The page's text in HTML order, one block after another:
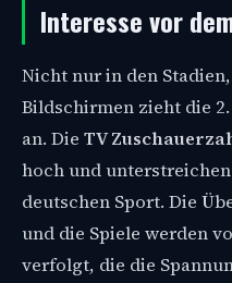
Interesse vor
Nicht nur in den
Bildschirmen zieht die
an. Die TV
hoch und
deutschen Sport. Die
und die Spiele werden
verfolgt, die die